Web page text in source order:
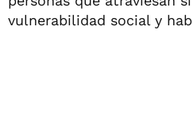
vulnerabilidad social y